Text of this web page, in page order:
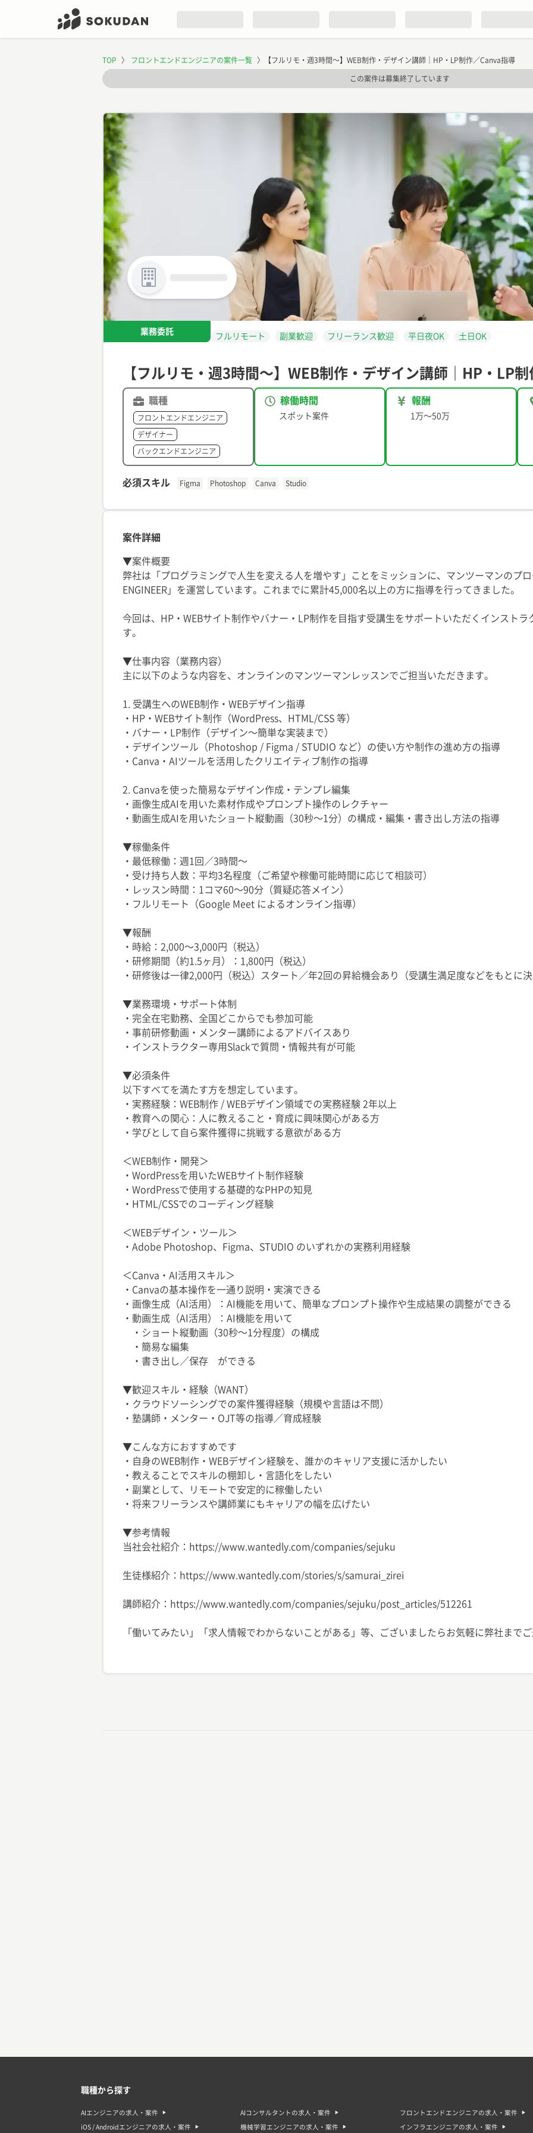
TOP 〉 フロントエンドエンジニアの案件一覧 〉 【フルリモ・週3時間〜】WEB制作・デザイン講師｜HP・LP制作／Canva指導
この案件は募集終了しています
業務委託
フルリモート 副業歓迎 フリーランス歓迎 平日夜OK 土日OK
【フルリモ・週3時間〜】WEB制作・デザイン講師｜HP・LP
職種
フロントエンドエンジニア
デザイナー
バックエンドエンジニア
稼働時間
スポット案件
報酬
1万〜50万
必須スキル Figma Photoshop Canva Studio
案件詳細
▼案件概要
弊社は「プログラミングで人生を変える人を増やす」ことをミッションに、マンツーマンのプ
ENGINEER」を運営しています。これまでに累計45,000名以上の方に指導を行ってきました。
今回は、HP・WEBサイト制作やバナー・LP制作を目指す受講生をサポートいただくインスト
す。
▼仕事内容（業務内容）
主に以下のような内容を、オンラインのマンツーマンレッスンでご担当いただきます。
1. 受講生へのWEB制作・WEBデザイン指導
・HP・WEBサイト制作（WordPress、HTML/CSS 等）
・バナー・LP制作（デザイン〜簡単な実装まで）
・デザインツール（Photoshop / Figma / STUDIO など）の使い方や制作の進め方の指導
・Canva・AIツールを活用したクリエイティブ制作の指導
2. Canvaを使った簡易なデザイン作成・テンプレ編集
・画像生成AIを用いた素材作成やプロンプト操作のレクチャー
・動画生成AIを用いたショート縦動画（30秒〜1分）の構成・編集・書き出し方法の指導
▼稼働条件
・最低稼働：週1回／3時間〜
・受け持ち人数：平均3名程度（ご希望や稼働可能時間に応じて相談可）
・レッスン時間：1コマ60〜90分（質疑応答メイン）
・フルリモート（Google Meet によるオンライン指導）
▼報酬
・時給：2,000〜3,000円（税込）
・研修期間（約1.5ヶ月）：1,800円（税込）
・研修後は一律2,000円（税込）スタート／年2回の昇給機会あり（受講生満足度などをもとに
▼業務環境・サポート体制
・完全在宅勤務、全国どこからでも参加可能
・事前研修動画・メンター講師によるアドバイスあり
・インストラクター専用Slackで質問・情報共有が可能
▼必須条件
以下すべてを満たす方を想定しています。
・実務経験：WEB制作 / WEBデザイン領域での実務経験 2年以上
・教育への関心：人に教えること・育成に興味関心がある方
・学びとして自ら案件獲得に挑戦する意欲がある方
＜WEB制作・開発＞
・WordPressを用いたWEBサイト制作経験
・WordPressで使用する基礎的なPHPの知見
・HTML/CSSでのコーディング経験
＜WEBデザイン・ツール＞
・Adobe Photoshop、Figma、STUDIO のいずれかの実務利用経験
＜Canva・AI活用スキル＞
・Canvaの基本操作を一通り説明・実演できる
・画像生成（AI活用）：AI機能を用いて、簡単なプロンプト操作や生成結果の調整ができる
・動画生成（AI活用）：AI機能を用いて
・ショート縦動画（30秒〜1分程度）の構成
・簡易な編集
・書き出し／保存 ができる
▼歓迎スキル・経験（WANT）
・クラウドソーシングでの案件獲得経験（規模や言語は不問）
・塾講師・メンター・OJT等の指導／育成経験
▼こんな方におすすめです
・自身のWEB制作・WEBデザイン経験を、誰かのキャリア支援に活かしたい
・教えることでスキルの棚卸し・言語化をしたい
・副業として、リモートで安定的に稼働したい
・将来フリーランスや講師業にもキャリアの幅を広げたい
▼参考情報
当社会社紹介：https://www.wantedly.com/companies/sejuku
生徒様紹介：https://www.wantedly.com/stories/s/samurai_zirei
講師紹介：https://www.wantedly.com/companies/sejuku/post_articles/512261
「働いてみたい」「求人情報でわからないことがある」等、ございましたらお気軽に弊社まで
職種から探す
AIエンジニアの求人・案件 AIコンサルタントの求人・案件 フロントエンドエンジニアの求人・案件
iOS / Androidエンジニアの求人・案件 機械学習エンジニアの求人・案件 インフラエンジニアの求人・案件